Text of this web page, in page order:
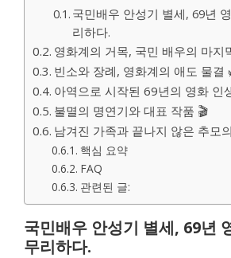
국민배우 안성기 별세, 69년
리하다.
영화계의 거목, 국민 배우의 마지
빈소와 장례, 영화계의 애도 물결
아역으로 시작된 69년의 영화
불멸의 명연기와 대표 작품 🎬
남겨진 가족과 끝나지 않은 추모
핵심 요약
FAQ
관련된 글:
국민배우 안성기 별세, 69년
무리하다.